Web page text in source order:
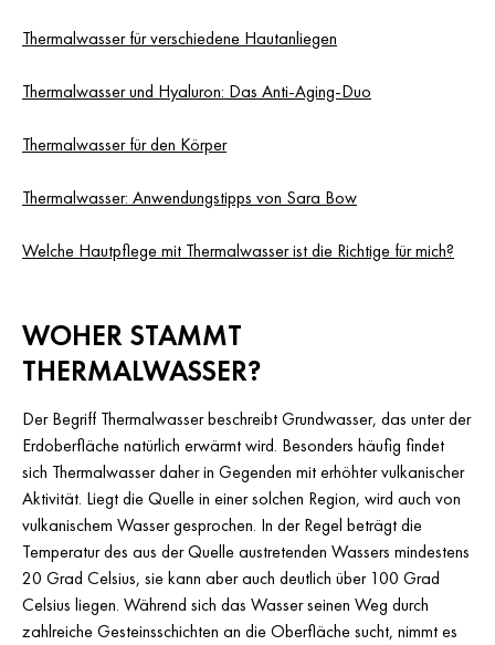
Thermalwasser für verschiedene Hautanliegen
Thermalwasser und Hyaluron: Das Anti-Aging-Duo
Thermalwasser für den Körper
Thermalwasser: Anwendungstipps von Sara Bow
Welche Hautpflege mit Thermalwasser ist die Richtige für mich?
WOHER STAMMT
THERMALWASSER?
Der Begriff Thermalwasser beschreibt Grundwasser, das unter der
Erdoberfläche natürlich erwärmt wird. Besonders häufig findet
sich Thermalwasser daher in Gegenden mit erhöhter vulkanischer
Aktivität. Liegt die Quelle in einer solchen Region, wird auch von
vulkanischem Wasser gesprochen. In der Regel beträgt die
Temperatur des aus der Quelle austretenden Wassers mindestens
20 Grad Celsius, sie kann aber auch deutlich über 100 Grad
Celsius liegen. Während sich das Wasser seinen Weg durch
zahlreiche Gesteinsschichten an die Oberfläche sucht, nimmt es